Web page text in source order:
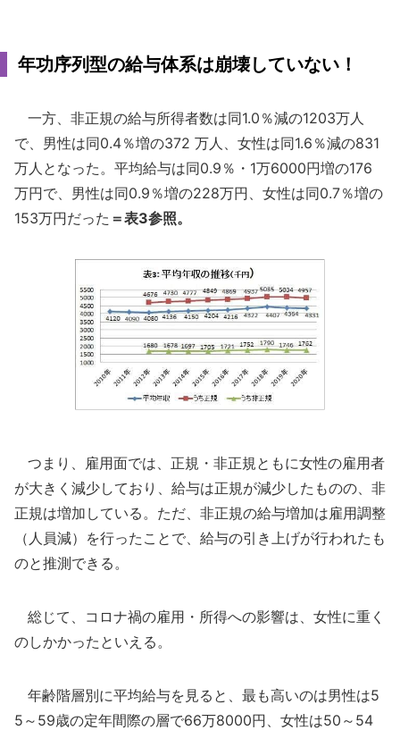
年功序列型の給与体系は崩壊していない！
一方、非正規の給与所得者数は同1.0％減の1203万人
で、男性は同0.4％増の372 万人、女性は同1.6％減の831
万人となった。平均給与は同0.9％・1万6000円増の176
万円で、男性は同0.9％増の228万円、女性は同0.7％増の
153万円だった ＝表3参照。
つまり、雇用面では、正規・非正規ともに女性の雇用者
が大きく減少しており、給与は正規が減少したものの、非
正規は増加している。ただ、非正規の給与増加は雇用調整
（人員減）を行ったことで、給与の引き上げが行われたも
のと推測できる。
総じて、コロナ禍の雇用・所得への影響は、女性に重く
のしかかったといえる。
年齢階層別に平均給与を見ると、最も高いのは男性は5
5～59歳の定年間際の層で66万8000円、女性は50～54